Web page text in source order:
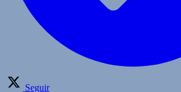
Seguir